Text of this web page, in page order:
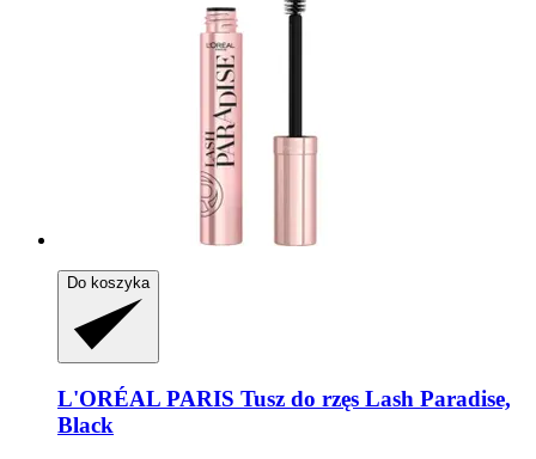
Do koszyka
L'ORÉAL PARIS Tusz do rzęs Lash Paradise,
Black